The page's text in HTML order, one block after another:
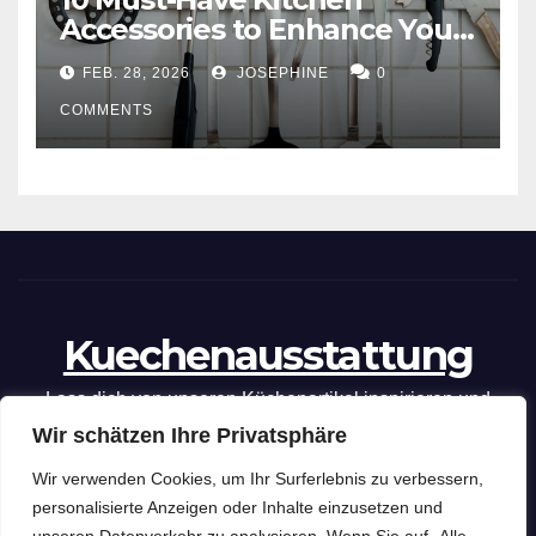
Wir schätzen Ihre Privatsphäre
Wir verwenden Cookies, um Ihr Surferlebnis zu verbessern,
personalisierte Anzeigen oder Inhalte einzusetzen und
Accessories to Enhance Your
Cooking Efficiency
FEB. 28, 2026 JOSEPHINE 0
COMMENTS
Kuechenausstattung
Lass dich von unseren Küchenartikel inspirieren und
optimiere deine kulinarischen Fähigkeiten mit unseren
praktischen Tipps und Tricks.